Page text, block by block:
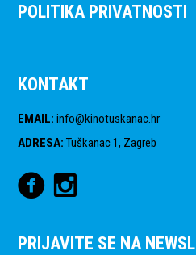
POLITIKA PRIVATNOSTI
KONTAKT
EMAIL: info@kinotuskanac.hr
ADRESA: Tuškanac 1, Zagreb
PRIJAVITE SE NA